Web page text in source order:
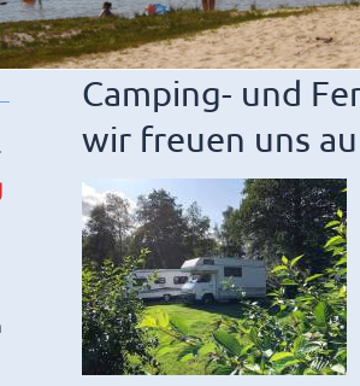
Camping- und
wir freuen uns